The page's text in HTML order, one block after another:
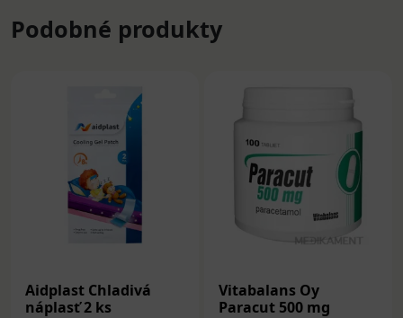
Podobné produkty
Aidplast Chladivá
náplasť 2 ks
Vitabalans Oy
Paracut 500 mg